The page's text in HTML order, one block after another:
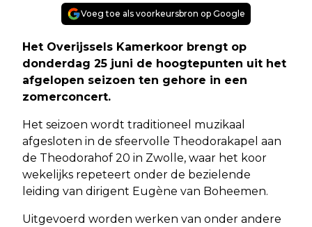
Voeg toe als voorkeursbron op Google
Het Overijssels Kamerkoor brengt op
donderdag 25 juni de hoogtepunten uit het
afgelopen seizoen ten gehore in een
zomerconcert.
Het seizoen wordt traditioneel muzikaal
afgesloten in de sfeervolle Theodorakapel aan
de Theodorahof 20 in Zwolle, waar het koor
wekelijks repeteert onder de bezielende
leiding van dirigent Eugène van Boheemen.
Uitgevoerd worden werken van onder andere